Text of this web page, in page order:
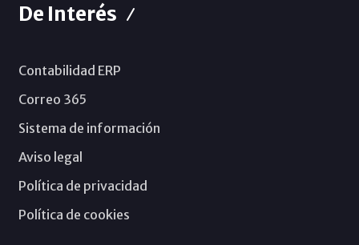
De Interés
Contabilidad ERP
Correo 365
Sistema de información
Aviso legal
Política de privacidad
Política de cookies